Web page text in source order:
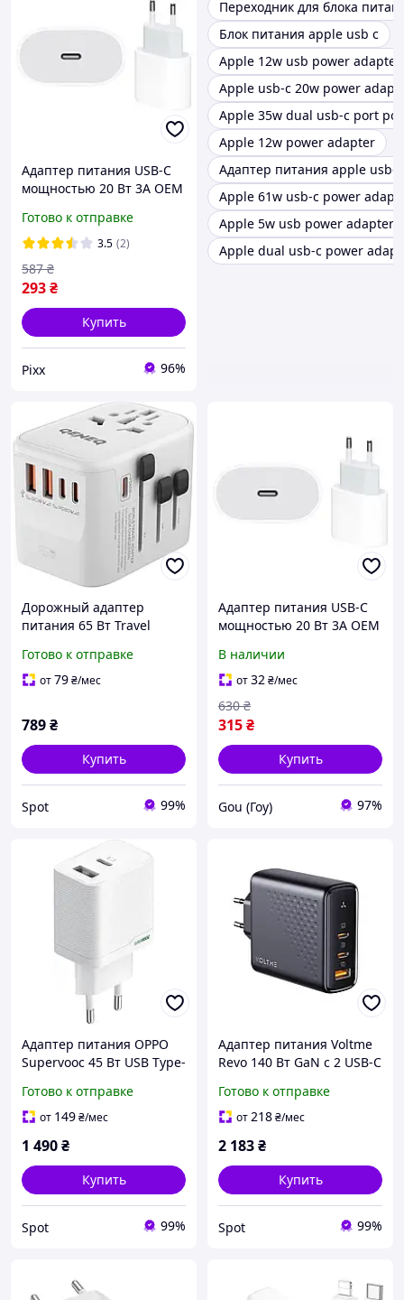
Адаптер питания USB-C
мощностью 20 Вт 3А OEM
Charge для заряда Iphone
iPad Air Белый tet
Готово к отправке
3.5 (2)
293₴
587 ₴
Купить
Pixx 96%
Переходник для блока
Блок питания apple usb c
Apple 12w usb power adapter
Apple usb-c 20w power
Apple 35w dual usb-c port
Apple 12w power adapter
Адаптер питания apple usb-c
Apple 61w usb-c power
Apple 5w usb power adapter
Apple dual usb-c power
Дорожный адаптер
питания 65 Вт Travel
Универсальный
дорожный адаптер с 2
Готово к отправке
от79₴/мес
789₴
Купить
Spot 99%
Адаптер питания USB-C
мощностью 20 Вт 3А OEM
Charge для заряда Iphone
iPad Air Белый
В наличии
от32₴/мес
315₴
630 ₴
Купить
Gou (Гоу) 97%
Адаптер питания OPPO
Supervooc 45 Вт USB Type-
быстрой зарядки
смартфонов и планшетов
Готово к отправке
от 149₴/мес
1 490₴
Купить
Spot 99%
Адаптер питания Voltme
Revo 140 Вт GaN с 2 USB-C
быстрой зарядки
устройств
Готово к отправке
от218₴/мес
2 183₴
Купить
Spot 99%